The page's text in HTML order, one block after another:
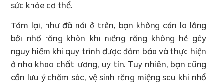
sức khỏe cơ thể.
Tóm lại, như đã nói ở trên, bạn không cần lo lắng
bởi nhổ răng khôn khi niềng răng không hề gây
nguy hiểm khi quy trình được đảm bảo và thực hiện
ở nha khoa chất lương, uy tín. Tuy nhiên, bạn cũng
cần lưu ý chăm sóc, vệ sinh răng miệng sau khi nhổ